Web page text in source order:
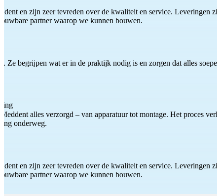
en zijn zeer tevreden over de kwaliteit en service. Leveringen
partner waarop we kunnen bouwen.
Ze begrijpen wat er in de praktijk nodig is en zorgen dat alles
alles verzorgd – van apparatuur tot montage. Het proces
onderweg.
en zijn zeer tevreden over de kwaliteit en service. Leveringen
partner waarop we kunnen bouwen.